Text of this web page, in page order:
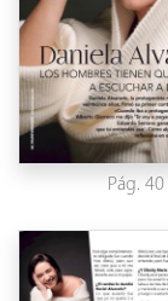
Pág. 40